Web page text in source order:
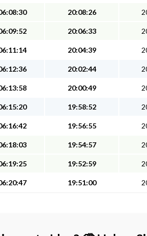
20:08:26
20:06:33
20:04:39
20:02:44
20:00:49
19:58:52
19:56:55
19:54:57
19:52:59
19:51:00